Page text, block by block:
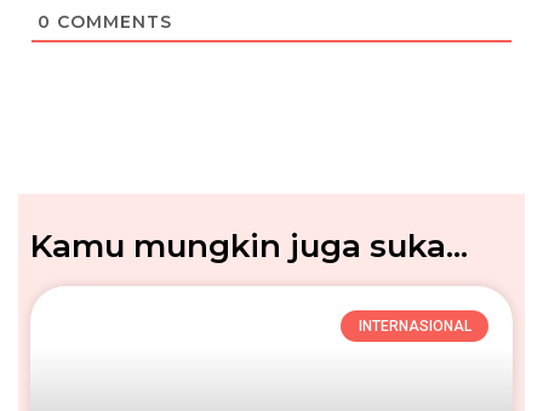
0 COMMENTS
Kamu mungkin juga suka...
INTERNASIONAL